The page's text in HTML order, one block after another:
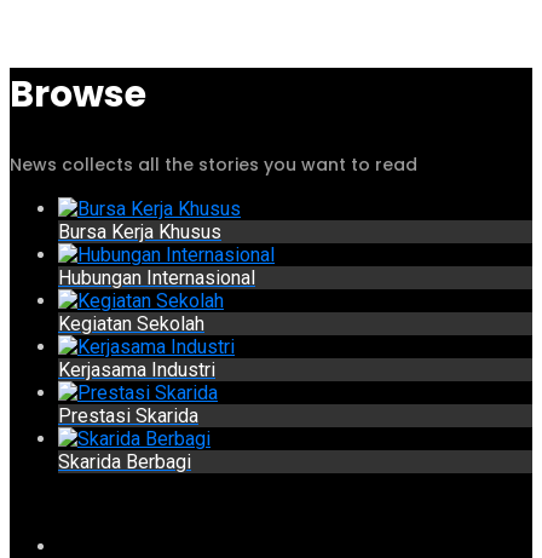
Browse
News collects all the stories you want to read
Bursa Kerja Khusus
Hubungan Internasional
Kegiatan Sekolah
Kerjasama Industri
Prestasi Skarida
Skarida Berbagi